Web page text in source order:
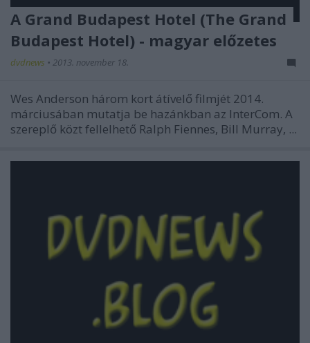
A Grand Budapest Hotel (The Grand
Budapest Hotel) - magyar előzetes
dvdnews • 2013. november 18.
Wes Anderson három kort átívelő filmjét 2014.
márciusában mutatja be hazánkban az InterCom. A
szereplő közt fellelhető Ralph Fiennes, Bill Murray, ...